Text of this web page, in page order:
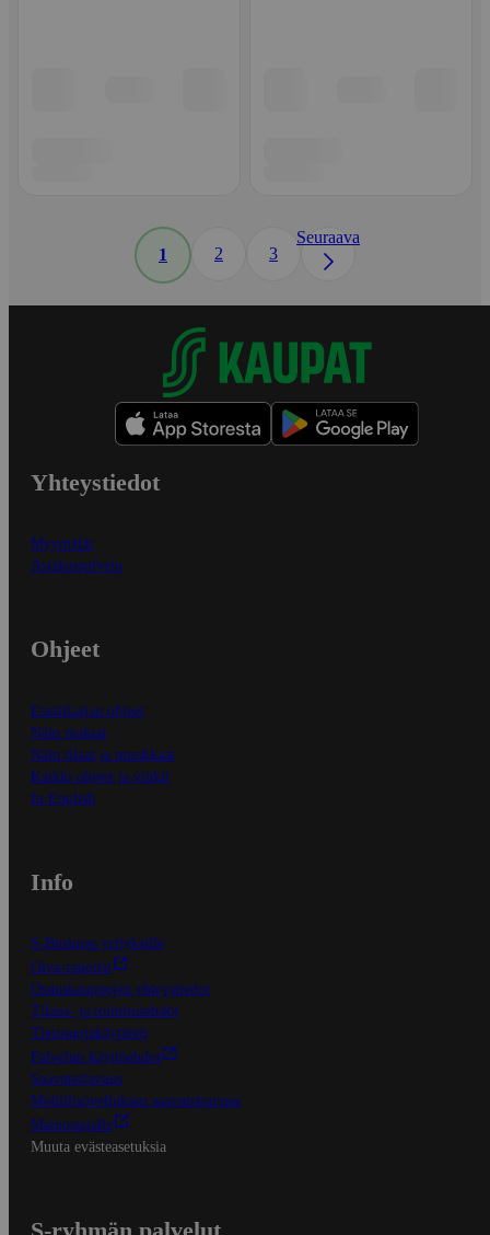
1 2 3
Seuraava
Yhteystiedot
Myymälät
Asiakaspalvelu
Ohjeet
Ensitilaajan ohjeet
Näin maksat
Näin tilaat ja muokkaat
Kaikki ohjeet ja vinkit
In English
Info
S-Business yrityksille
Oiva-raportit
Osuuskauppojen yhteystiedot
Tilaus- ja toimitusehdot
Tietosuojakäytäntö
Palvelun käyttöehdot
Saavutettavuus
Mobiilisovelluksen saavutettavuus
Mainostajalle
Muuta evästeasetuksia